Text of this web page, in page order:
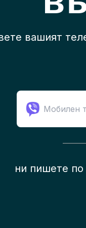
вашият
ни пишете по